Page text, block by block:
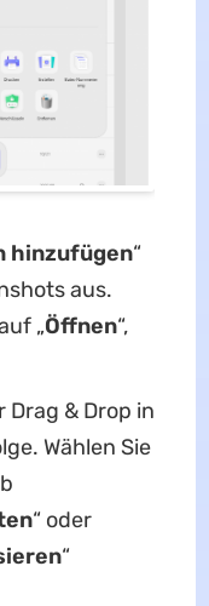
hinzufügen“
aus.
„Öffnen“,
Drag & Drop in
Wählen Sie
“ oder
“